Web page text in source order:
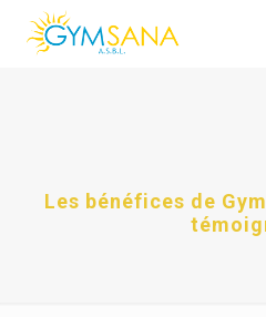
Les bénéfices de